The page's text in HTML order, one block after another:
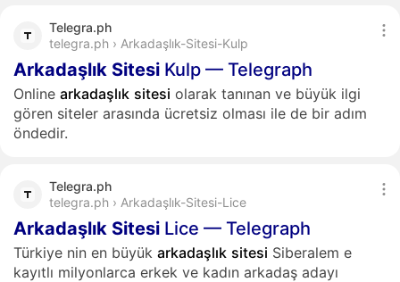
Telegra.ph
telegra.ph › Arkadaşlık-Sitesi-Kulp
Arkadaşlık Sitesi Kulp — Telegraph
Online arkadaşlık sitesi olarak tanınan ve büyük ilgi
gören siteler arasında ücretsiz olması ile de bir adım
öndedir.
Telegra.ph
telegra.ph › Arkadaşlık-Sitesi-Lice
Arkadaşlık Sitesi Lice — Telegraph
Türkiye nin en büyük arkadaşlık sitesi Siberalem e
kayıtlı milyonlarca erkek ve kadın arkadaş adayı